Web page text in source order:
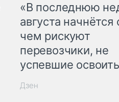
«В последнюю
августа начнётся
чем рискуют
перевозчики, не
успевшие
Дзен